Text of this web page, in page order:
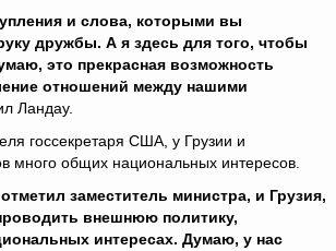
и слова, которыми вы
дружбы. А я здесь для того, чтобы
это прекрасная возможность
отношений между нашими
Ландау.
госсекретаря США, у Грузии и
много общих национальных интересов.
заместитель министра, и Грузия,
внешнюю политику,
интересах. Думаю, у нас